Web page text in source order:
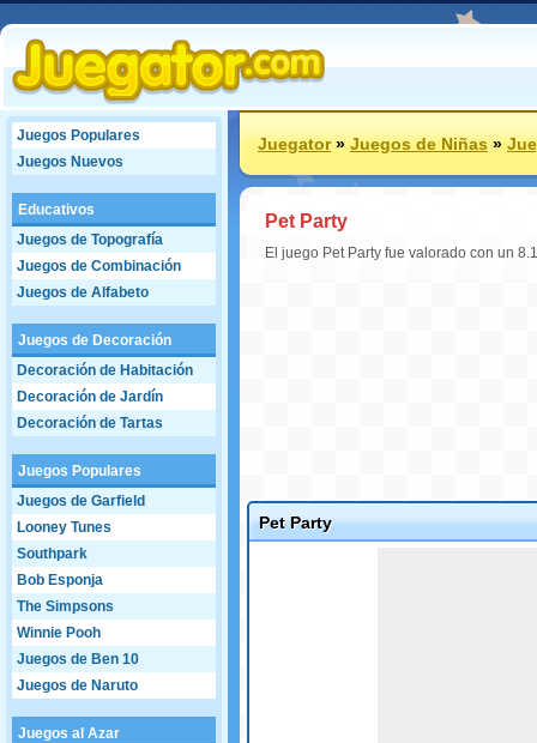
Juegos Populares
Juegos Nuevos
Educativos
Juegos de Topografía
Juegos de Combinación
Juegos de Alfabeto
Juegos de Decoración
Decoración de Habitación
Decoración de Jardín
Decoración de Tartas
Juegos Populares
Juegos de Garfield
Looney Tunes
Southpark
Bob Esponja
The Simpsons
Winnie Pooh
Juegos de Ben 10
Juegos de Naruto
Juegos al Azar
Juegator»Juegos de Niñas»
Pet Party
El juego Pet Party fue valorado con un
Pet Party